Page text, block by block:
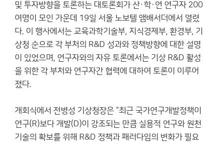
및 투자방향을 토론하는 대토론회가 산·학·연 연구자 200
여명이 모인 가운데 19일 서울 노보텔 앰배서더에서 열렸
다. 이 행사에서는 교육과학기술부, 지식경제부, 환경부, 기
상청 순으로 각 부처의 R&D 성과와 정책방향에 대한 설명
이 있었으며, 연구자와의 자유 토론에서는 기상 R&D 활성
을 위한 각 부처와 연구자간 협력에 대하여 토론이 이루어
졌다.
개회식에서 전병성 기상청장은 “최근 국가연구개발정책이
연구(R)보다 개발(D)이 강조되는 만큼 실용적 연구와 원천
기술의 확보를 위해 R&D 정책과 패러다임의 변화가 필요